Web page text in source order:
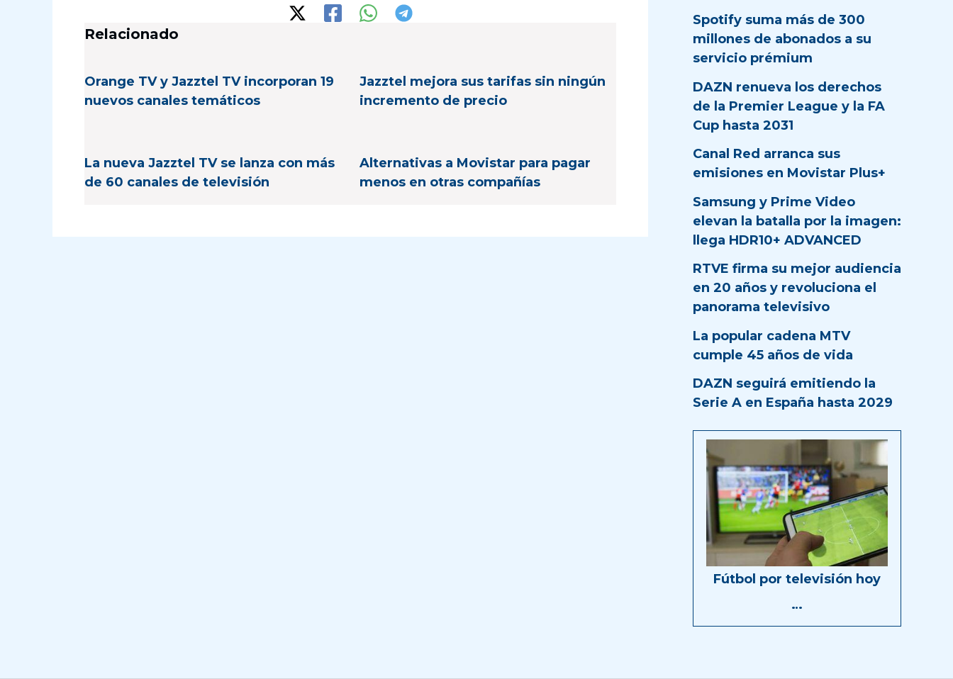
Relacionado
Orange TV y Jazztel TV incorporan 19
nuevos canales temáticos
Jazztel mejora sus tarifas sin ningún
incremento de precio
La nueva Jazztel TV se lanza con más
de 60 canales de televisión
Alternativas a Movistar para pagar
menos en otras compañías
Spotify suma más de 300
millones de abonados a su
servicio prémium
DAZN renueva los derechos
de la Premier League y la FA
Cup hasta 2031
Canal Red arranca sus
emisiones en Movistar Plus+
Samsung y Prime Video
elevan la batalla por la imagen:
llega HDR10+ ADVANCED
RTVE firma su mejor audiencia
en 20 años y revoluciona el
panorama televisivo
La popular cadena MTV
cumple 45 años de vida
DAZN seguirá emitiendo la
Serie A en España hasta 2029
Fútbol por televisión hoy
…